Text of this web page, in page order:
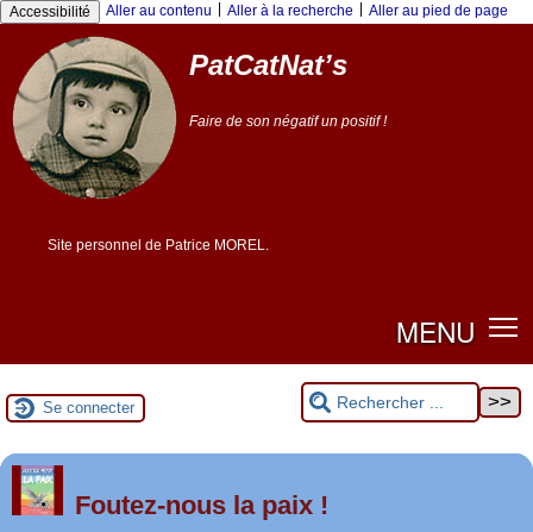
Panneau de gestion des cookies
Accessibilité Aller au contenu Aller à la recherche Aller au pied de page
PatCatNat’s
Faire de son négatif un positif !
Site personnel de Patrice MOREL.
MENU
Se connecter
1ermai 2026 à Saint-Nazaire
Foutez-nous la paix !